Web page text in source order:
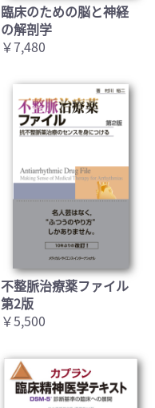
臨床のための脳と神経
の解剖学
￥7,480
不整脈治療薬ファイル
第2版
￥5,500